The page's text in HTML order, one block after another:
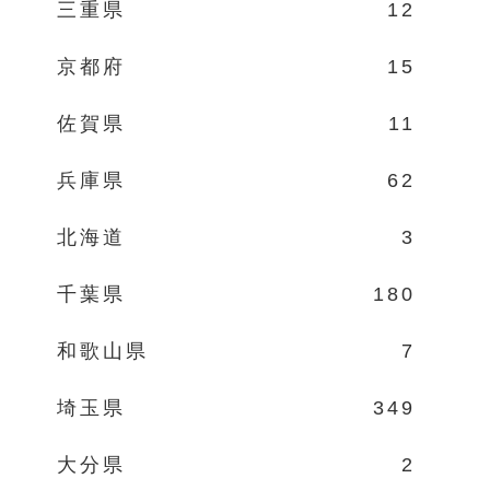
三重県 12
京都府 15
佐賀県 11
兵庫県 62
北海道 3
千葉県 180
和歌山県 7
埼玉県 349
大分県 2